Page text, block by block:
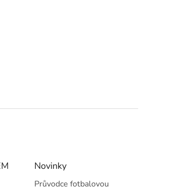
Novinky
Průvodce fotbalovou